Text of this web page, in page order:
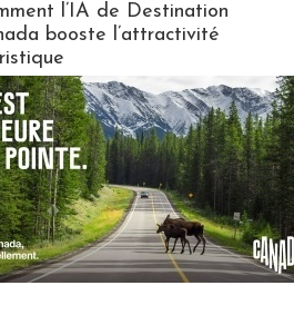
l’IA de Destination
booste l’attractivité